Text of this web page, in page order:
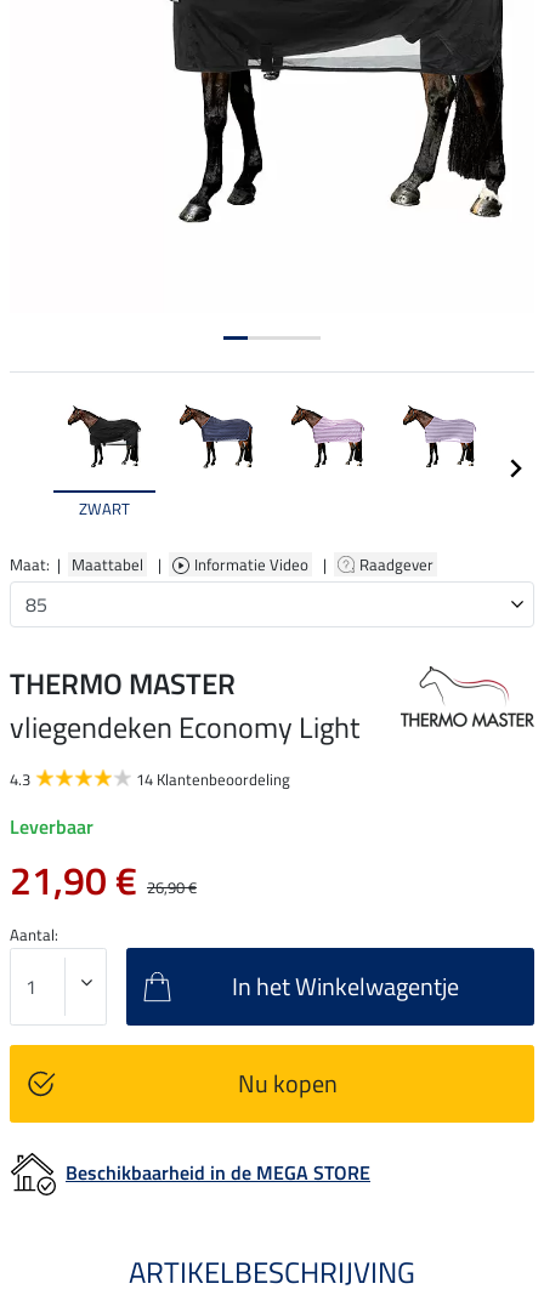
ZWART
Maat: | Maattabel | Informatie Video | Raadgever
THERMO MASTER
vliegendeken Economy Light
4.3 14 Klantenbeoordeling
Leverbaar
21,90 € 26,90 €
Aantal:
In het Winkelwagentje
Nu kopen
Beschikbaarheid in de MEGA STORE
ARTIKELBESCHRIJVING